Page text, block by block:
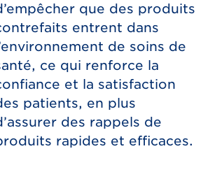
que des produits
entrent dans
de soins de
ce qui renforce la
et la satisfaction
patients, en plus
des rappels de
rapides et efficaces.